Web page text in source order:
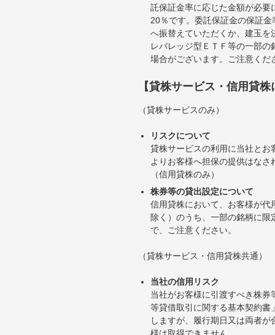
託保証金率に応じた金額が必
20％です。委託保証金の保証
へ振替えていただくか、建玉
レバレッジ型ＥＴＦ等の一部
場合がございます。ご注意くだ
【貸株サービス・信用貸
（貸株サービスのみ）
リスクについて
貸株サービスの利用に当社と
よりお客様へ担保の提供はな
（信用貸株のみ）
株券等の貸出設定について
信用貸株において、お客様が
除く）のうち、一部の銘柄に
で、ご注意ください。
（貸株サービス・信用貸株共通）
当社の信用リスク
当社がお客様に引渡すべき株
等貸借取引に関する基本契約
しますが、履行期日又は両者